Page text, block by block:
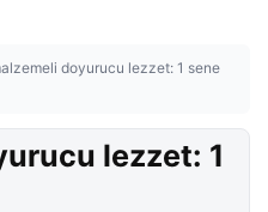
doyurucu lezzet: 1 sene
lezzet: 1